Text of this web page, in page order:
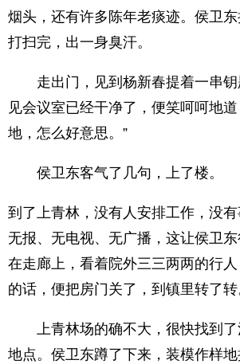
烟头，还有许多陈年老痰迹。侯卫
打扫完，出一身臭汗。
走出门，见到杨新春提着一串钥
见会议室已经干净了，便笑呵呵地
地，怎么好意思。”
侯卫东客气了几句，上了楼。
到了上青林，没有人安排工作，没有
无报、无电视、无广播，这让侯卫
在走廊上，看着院外三三两两的行
的话，便把房门关了，到镇里转了转
上青林场的确不大，很快找到了
地点。侯卫东蹲了下来，装模作样